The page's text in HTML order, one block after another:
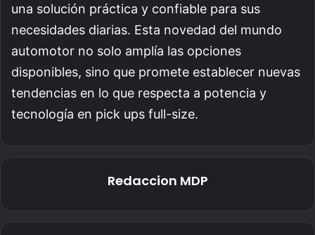
una solución práctica y confiable para sus
necesidades diarias. Esta novedad del mundo
automotor no solo amplía las opciones
disponibles, sino que promete establecer nuevas
tendencias en lo que respecta a potencia y
tecnología en pick ups full-size.
Redaccion MDP